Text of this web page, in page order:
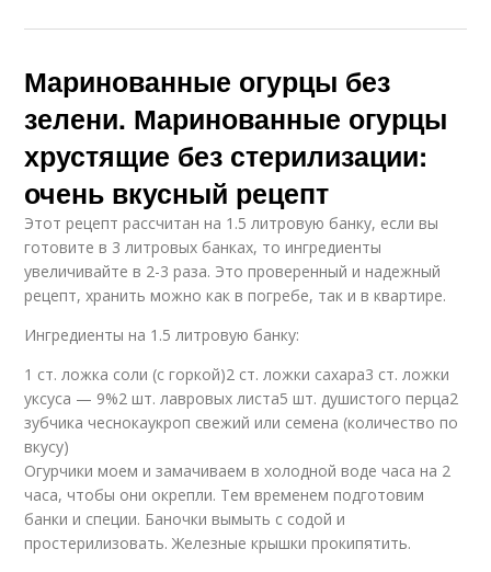
Маринованные огурцы без
зелени. Маринованные огурцы
хрустящие без стерилизации:
очень вкусный рецепт
Этот рецепт рассчитан на 1.5 литровую банку, если вы
готовите в 3 литровых банках, то ингредиенты
увеличивайте в 2-3 раза. Это проверенный и надежный
рецепт, хранить можно как в погребе, так и в квартире.
Ингредиенты на 1.5 литровую банку:
1 ст. ложка соли (с горкой)2 ст. ложки сахара3 ст. ложки
уксуса — 9%2 шт. лавровых листа5 шт. душистого перца2
зубчика чеснокаукроп свежий или семена (количество по
вкусу)
Огурчики моем и замачиваем в холодной воде часа на 2
часа, чтобы они окрепли. Тем временем подготовим
банки и специи. Баночки вымыть с содой и
простерилизовать. Железные крышки прокипятить.